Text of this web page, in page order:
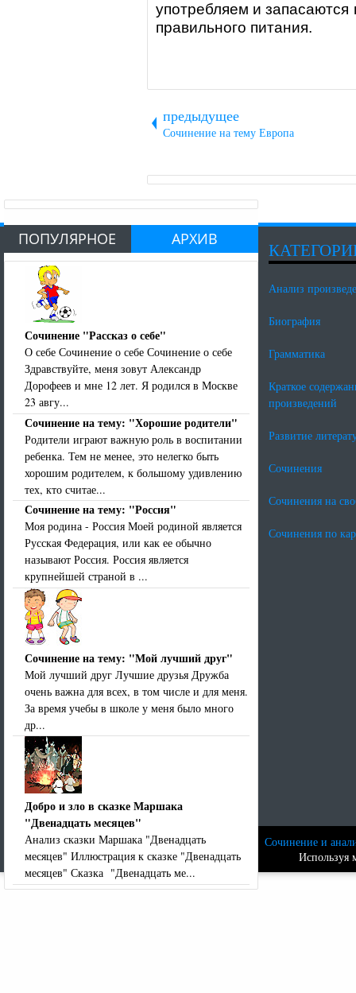
употребляем и
правильного питания.
предыдущее
Сочинение на тему Европа
ПОПУЛЯРНОЕ АРХИВ
Сочинение "Рассказ о себе"
О себе Сочинение о себе Сочинение о себе
Здравствуйте, меня зовут Александр
Дорофеев и мне 12 лет. Я родился в Москве
23 авгу...
Сочинение на тему: "Хорошие родители"
Родители играют важную роль в воспитании
ребенка. Тем не менее, это нелегко быть
хорошим родителем, к большому удивлению
тех, кто считае...
Сочинение на тему: "Россия"
Моя родина - Россия Моей родиной является
Русская Федерация, или как ее обычно
называют Россия. Россия является
крупнейшей страной в ...
Сочинение на тему: "Мой лучший друг"
Мой лучший друг Лучшие друзья Дружба
очень важна для всех, в том числе и для меня.
За время учебы в школе у меня было много
др...
Добро и зло в сказке Маршака
"Двенадцать месяцев"
Анализ сказки Маршака "Двенадцать
месяцев" Иллюстрация к сказке "Двенадцать
месяцев" Сказка "Двенадцать ме...
Анализ
Биография
Грамматика
Краткое
произведений
Развитие
Сочинения
Сочинения на
Сочинения по
Сочинение и
Используя